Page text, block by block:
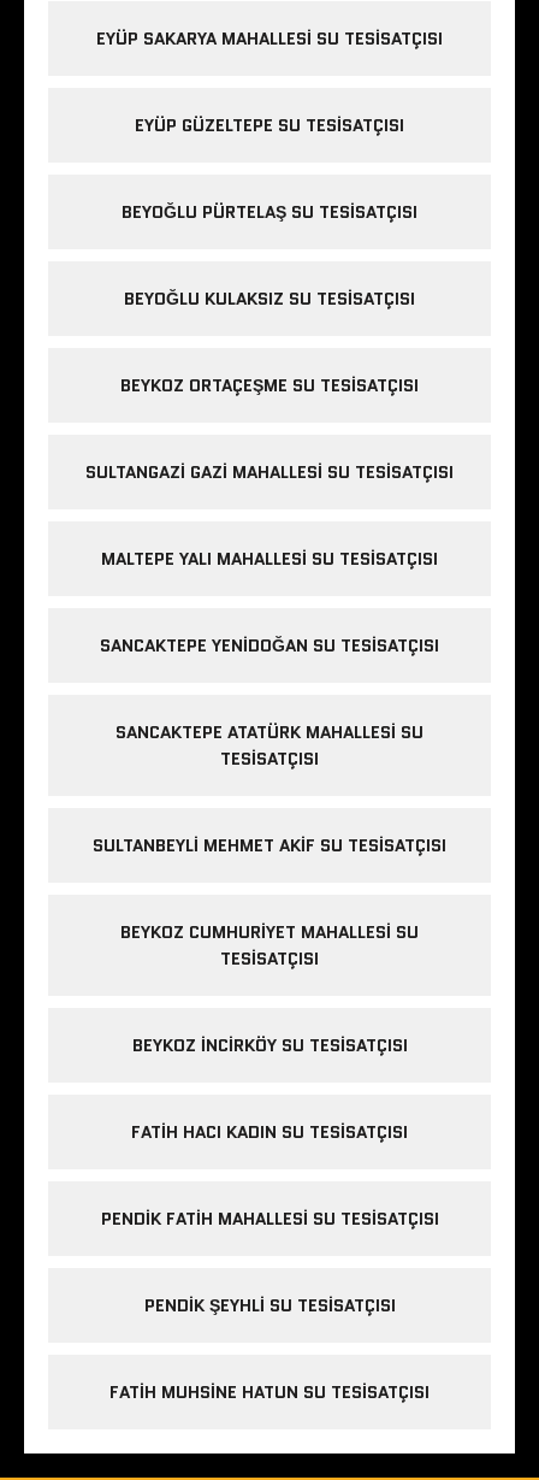
EYÜP SAKARYA MAHALLESI SU TESISATÇISI
EYÜP GÜZELTEPE SU TESISATÇISI
BEYOĞLU PÜRTELAŞ SU TESISATÇISI
BEYOĞLU KULAKSIZ SU TESISATÇISI
BEYKOZ ORTAÇEŞME SU TESISATÇISI
SULTANGAZI GAZI MAHALLESI SU TESISATÇISI
MALTEPE YALI MAHALLESI SU TESISATÇISI
SANCAKTEPE YENIDOĞAN SU TESISATÇISI
SANCAKTEPE ATATÜRK MAHALLESI SU
TESISATÇISI
SULTANBEYLI MEHMET AKIF SU TESISATÇISI
BEYKOZ CUMHURIYET MAHALLESI SU
TESISATÇISI
BEYKOZ INCIRKÖY SU TESISATÇISI
FATIH HACI KADIN SU TESISATÇISI
PENDIK FATIH MAHALLESI SU TESISATÇISI
PENDIK ŞEYHLI SU TESISATÇISI
FATIH MUHSINE HATUN SU TESISATÇISI